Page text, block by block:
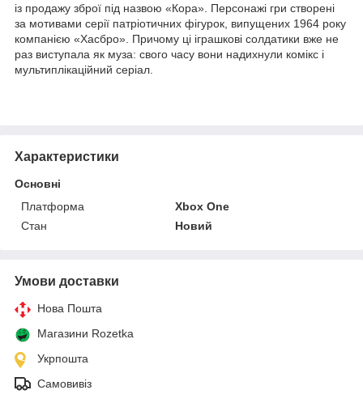
із продажу зброї під назвою «Кора». Персонажі гри створені
за мотивами серії патріотичних фігурок, випущених 1964 року
компанією «Хасбро». Причому ці іграшкові солдатики вже не
раз виступала як муза: свого часу вони надихнули комікс і
мультиплікаційний серіал.
Характеристики
Основні
Платформа
Xbox One
Стан
Новий
Умови доставки
Нова Пошта
Магазини Rozetka
Укрпошта
Самовивіз